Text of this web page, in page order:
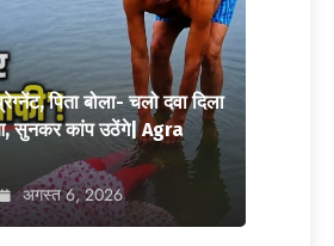
पिता बोला- चलो दवा दिला
सुनकर कांप उठेंगे| Agra
अगस्त 6, 2026